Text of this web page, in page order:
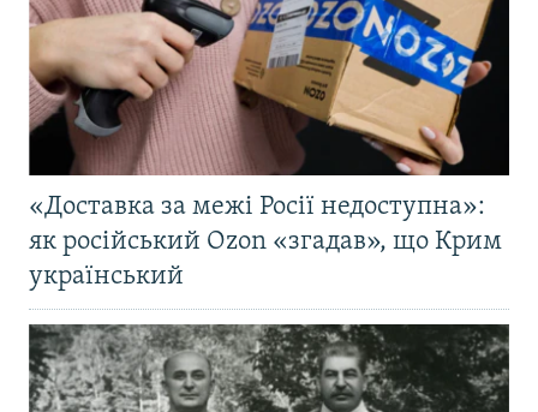
«Доставка за межі Росії недоступна»:
як російський Ozon «згадав», що Крим
український